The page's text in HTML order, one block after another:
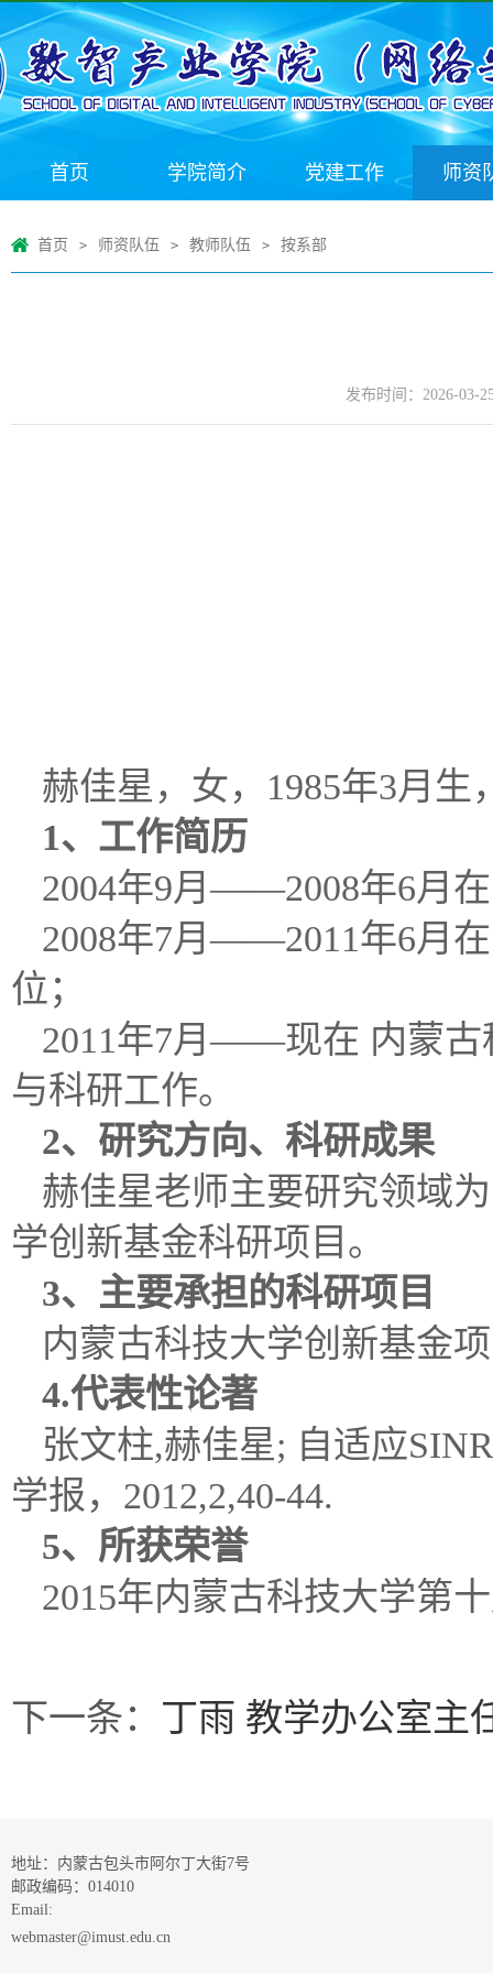
首页 学院简介 党建工作 师资
首页 > 师资队伍 > 教师队伍 > 按系部
发布时间：2026-03-
赫佳星，女，1985年3月
1、工作简历
2004年9月——2008年6月
2008年7月——2011年6月
位；
2011年7月——现在 内蒙古
与科研工作。
2、研究方向、科研成果
赫佳星老师主要研究领域
学创新基金科研项目。
3、主要承担的科研项目
内蒙古科技大学创新基金
4.代表性论著
张文柱,赫佳星; 自适应
学报，2012,2,40-44.
5、所获荣誉
2015年内蒙古科技大学第
下一条： 丁雨 教学办公室主
地址：内蒙古包头市阿尔丁大街7号
邮政编码：014010
Email:
webmaster@imust.edu.cn